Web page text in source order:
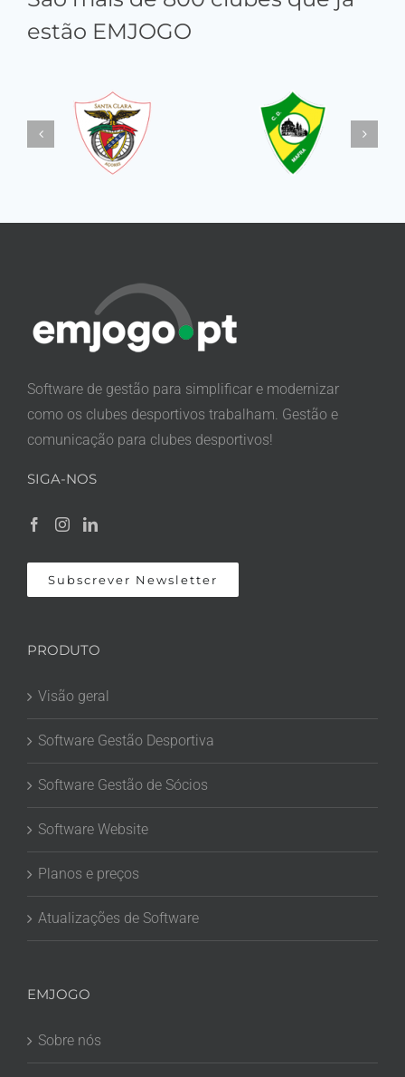
estão EMJOGO
Software de gestão para simplificar e modernizar
como os clubes desportivos trabalham. Gestão e
comunicação para clubes desportivos!
SIGA-NOS
Subscrever Newsletter
PRODUTO
Visão geral
Software Gestão Desportiva
Software Gestão de Sócios
Software Website
Planos e preços
Atualizações de Software
EMJOGO
Sobre nós